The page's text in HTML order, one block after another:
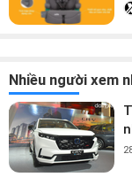
Nhiều người xem